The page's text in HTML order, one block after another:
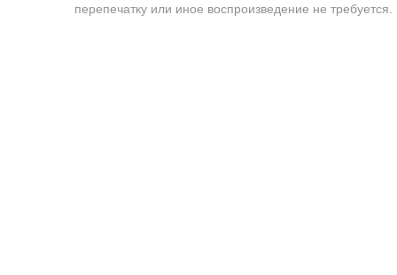
перепечатку или иное воспроизведение не требуется.